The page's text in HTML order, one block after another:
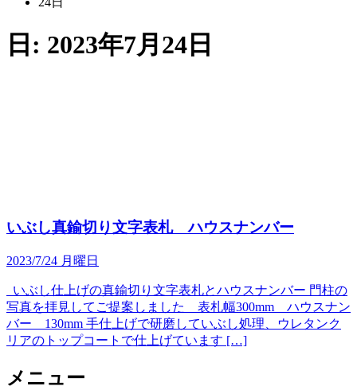
日: 2023年7月24日
いぶし真鍮切り文字表札 ハウスナンバー
2023/7/24 月曜日
いぶし仕上げの真鍮切り文字表札とハウスナンバー 門柱の
写真を拝見してご提案しました 表札幅300mm ハウスナン
バー 130mm 手仕上げで研磨していぶし処理、ウレタンク
リアのトップコートで仕上げています […]
メニュー